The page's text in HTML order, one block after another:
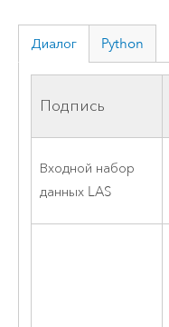
Диалог Python
Подпись
Входной набор
данных LAS